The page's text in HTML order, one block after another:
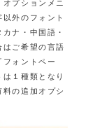
プションメニ
以外のフォント
ナ・中国語・
ご希望の言語
フォントペー
１種類となり
の追加オプシ